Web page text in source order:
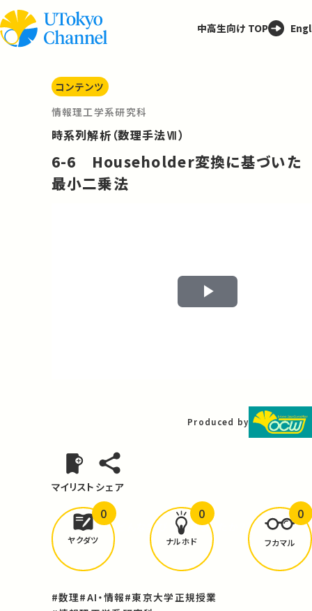
中高生向け TOP
コンテンツ
情報理工学系研究科
時系列解析（数理手法Ⅶ）
6-6 Householder変換に基づいた
最小二乗法
Play
Produced by
マイリスト シェア
どんな学びがありましたか？
ヤクダツ
0
ナルホド
0
フカマル
0
#数理#AI・情報#東京大学正規授業